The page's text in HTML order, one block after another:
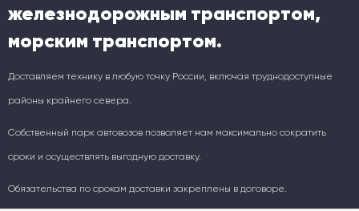
железнодорожным транспортом,
морским транспортом.
Доставляем технику в любую точку России, включая труднодоступные
районы крайнего севера.
Собственный парк автовозов позволяет нам максимально сократить
сроки и осуществлять выгодную доставку.
Обязательства по срокам доставки закреплены в договоре.